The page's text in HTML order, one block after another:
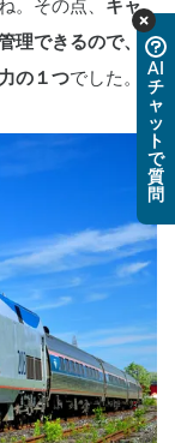
。その点、 キャ
理できるので、
の１つでした。
AI
チ
ャ
ッ
ト
で
質
問